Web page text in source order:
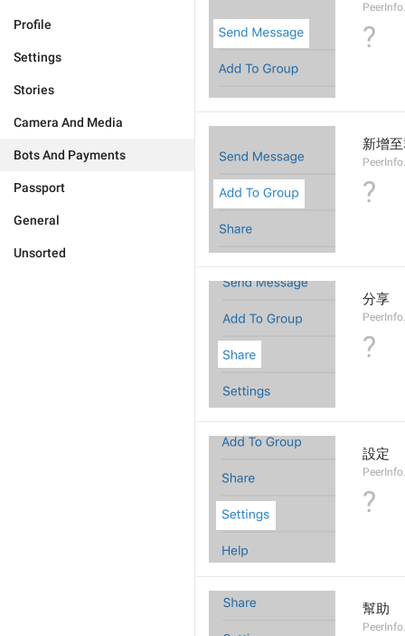
Profile
Settings
Stories
Camera And Media
Bots And Payments
Passport
General
Unsorted
?
新增
?
分享
?
設定
?
幫助